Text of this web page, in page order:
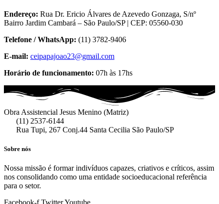
Endereço: Rua Dr. Ericio Álvares de Azevedo Gonzaga, S/nº
Bairro Jardim Cambará – São Paulo/SP | CEP: 05560-030
Telefone / WhatsApp: (11) 3782-9406
E-mail: ceipapajoao23@gmail.com
Horário de funcionamento: 07h às 17hs
Obra Assistencial Jesus Menino (Matriz)
(11) 2537-6144
Rua Tupi, 267 Conj.44 Santa Cecilia São Paulo/SP
Sobre nós
Nossa missão é formar indivíduos capazes, criativos e críticos, assim
nos consolidando como uma entidade socioeducacional referência
para o setor.